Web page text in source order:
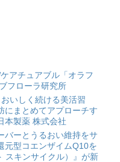
アチュアブル「オラフ
フローラ研究所
いしく続ける美活習
にまとめてアプローチす
本製薬 株式会社
バーとうるおい維持をサ
元型コエンザイムQ10を
スキンサイクル）』が新